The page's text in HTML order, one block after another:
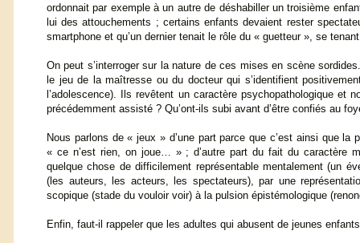
ordonnait par exemple à un autre de déshabiller un troisième
lui des attouchements ; certains enfants devaient rester
smartphone et qu’un dernier tenait le rôle du « guetteur », se
On peut s’interroger sur la nature de ces mises en scène
le jeu de la maîtresse ou du docteur qui s’identifient
l’adolescence). Ils revêtent un caractère psychopathologique
précédemment assisté ? Qu’ont-ils subi avant d’être confiés au
Nous parlons de « jeux » d’une part parce que c’est ainsi que
« ce n’est rien, on joue… » ; d’autre part du fait du caractère
quelque chose de difficilement représentable mentalement (un
(les auteurs, les acteurs, les spectateurs), par une
scopique (stade du vouloir voir) à la pulsion épistémologique
Enfin, faut-il rappeler que les adultes qui abusent de jeunes